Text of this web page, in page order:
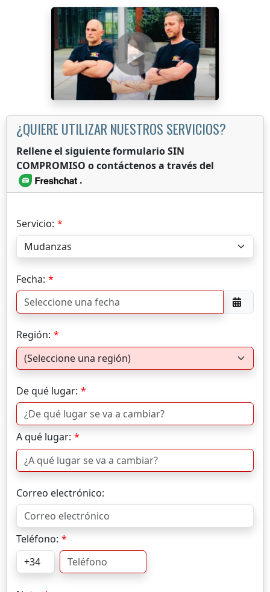
¿QUIERE UTILIZAR NUESTROS SERVICIOS?
Rellene el siguiente formulario SIN
COMPROMISO o contáctenos a través del
.
Servicio:
Fecha:
Región:
De qué lugar:
A qué lugar:
Correo electrónico:
Teléfono: